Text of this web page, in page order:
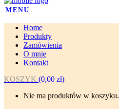
MENU
Home
Produkty
Zamówienia
O mnie
Kontakt
KOSZYK (0,00 zł)
Nie ma produktów w koszyku.